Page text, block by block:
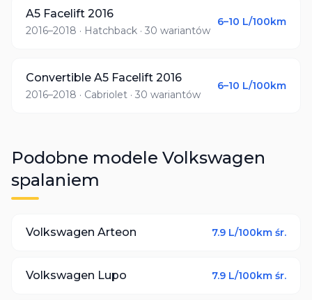
A5 Facelift 2016
2016–2018 · Hatchback · 30 wariantów
6–10 L/100km
Convertible A5 Facelift 2016
2016–2018 · Cabriolet · 30 wariantów
6–10 L/100km
Podobne modele Volkswagen
spalaniem
Volkswagen Arteon 7.9 L/100km śr.
Volkswagen Lupo 7.9 L/100km śr.